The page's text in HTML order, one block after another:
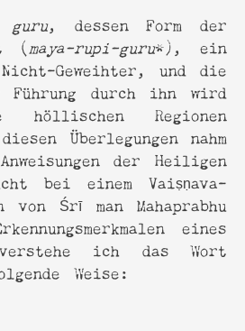
guru, dessen Form der
(maya-rupi-guru*), ein
Geweihter, und die
Führung durch ihn wird
Regionen
Überlegungen nahm
der Heiligen
bei einem Vaiṣṇava-
von Śrī man Mahaprabhu
eines
verstehe ich das Wort
Weise: